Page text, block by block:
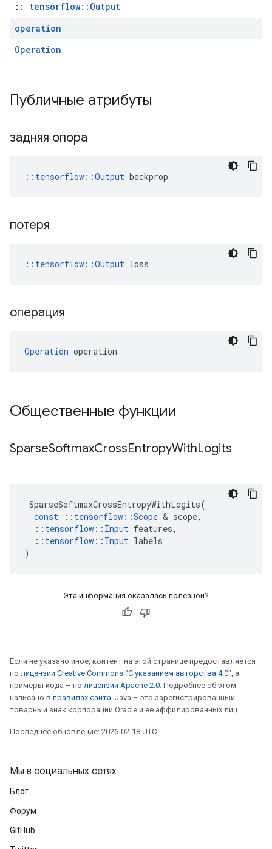
:: tensorflow::Output
operation
Operation
Публичные атрибуты
задняя опора
:: tensorflow::Output backprop
потеря
:: tensorflow::Output loss
операция
Operation operation
Общественные функции
SparseSoftmaxCrossEntropyWithLogits
SparseSoftmaxCrossEntropyWithLogits(
const
:: tensorflow ::Scope & scope,
:: tensorflow :: Input features,
:: tensorflow :: Input labels
)
Эта информация оказалась полезной?
Если не указано иное, контент на этой странице предоставляется
по лицензии Creative Commons "С указанием авторства 4.0", а
примеры кода – по лицензии Apache 2.0. Подробнее об этом
написано в правилах сайта. Java – это зарегистрированный
товарный знак корпорации Oracle и ее аффилированных лиц.
Последнее обновление: 2026-02-18 UTC.
Мы в социальных сетях
Блог
Форум
GitHub